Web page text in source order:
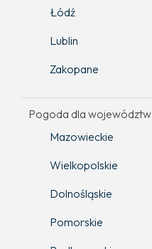
Łódź
Lublin
Zakopane
Pogoda dla województw
Mazowieckie
Wielkopolskie
Dolnośląskie
Pomorskie